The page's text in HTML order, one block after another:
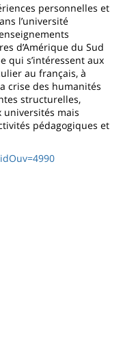
personnelles et
l’université
d’Amérique du Sud
qui s’intéressent aux
au français, à
crise des humanités
structurelles,
universités mais
pédagogiques et